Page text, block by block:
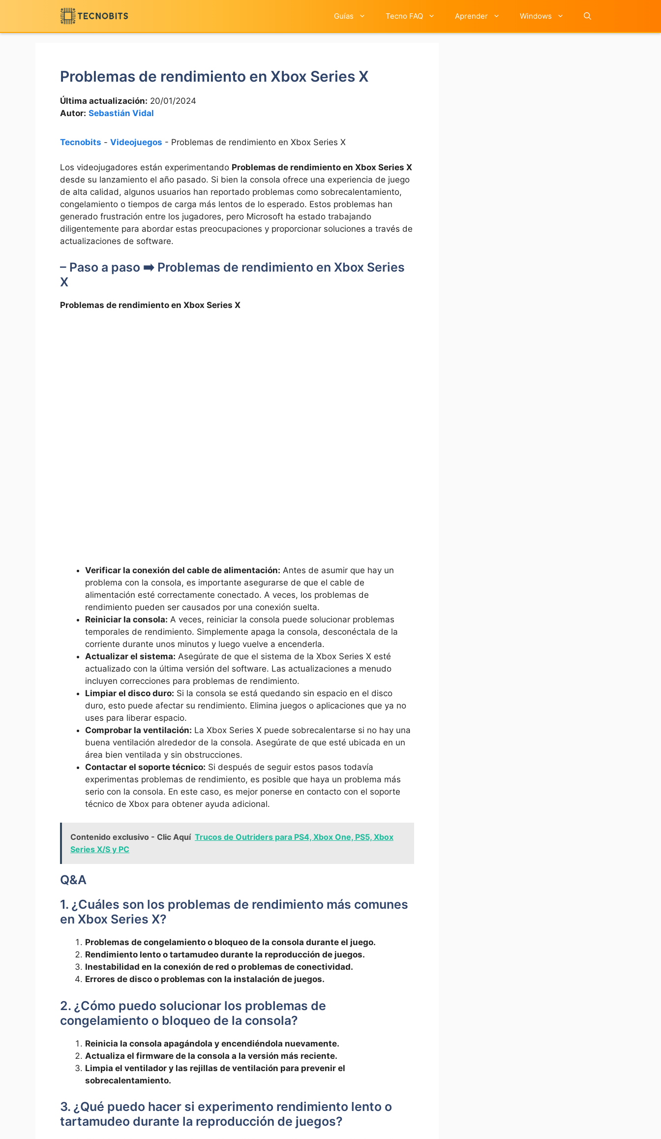
contenido
Guías Tecno FAQ Aprender Windows
Problemas de rendimiento en Xbox Series X
Última actualización: 20/01/2024
Autor: Sebastián Vidal
Tecnobits - Videojuegos - Problemas de rendimiento en Xbox Series X
Los videojugadores están experimentando Problemas de rendimiento ⁣en ‌Xbox Series X
desde su lanzamiento el año pasado. Si bien la consola ofrece una experiencia de juego​
de alta calidad,​ algunos usuarios han​ reportado problemas como sobrecalentamiento,
congelamiento o tiempos de carga más lentos de lo esperado. Estos problemas han
generado​ frustración⁣ entre los jugadores, pero⁤ Microsoft ha ‍estado trabajando
diligentemente⁢ para abordar estas preocupaciones ⁣y ⁤proporcionar⁤ soluciones a través ‍de
actualizaciones de software.
– Paso a paso ➡️ Problemas de rendimiento en Xbox Series
X
Problemas de rendimiento en Xbox Series X
Verificar la conexión del cable de alimentación: Antes ⁣de asumir⁣ que hay un​
problema con la consola, es importante asegurarse de que el cable de
alimentación esté correctamente conectado. A veces, los problemas de
rendimiento pueden ser causados ​​por una conexión ⁤suelta.
Reiniciar la consola: A veces, reiniciar la consola puede solucionar ‌problemas
temporales ⁣de rendimiento. Simplemente apaga la consola, desconéctala de ​la
corriente durante unos minutos y luego vuelve a⁢ encenderla.
Actualizar el sistema: Asegúrate de que el sistema de la Xbox Series X esté
actualizado con la última versión del software. Las actualizaciones a menudo
incluyen correcciones para problemas de rendimiento.
Limpiar el ‌disco duro: Si la consola se está quedando sin espacio ‌en el disco
duro, esto puede afectar su rendimiento. Elimina juegos ⁢o aplicaciones⁣ que ‍ya ⁣no
uses para‌ liberar espacio.
Comprobar la ‍ventilación: La Xbox Series X puede sobrecalentarse si​ no hay una
buena ventilación alrededor de la consola. Asegúrate de que esté ubicada en un
área bien ventilada y sin obstrucciones.
Contactar el soporte técnico: Si después de seguir estos pasos todavía
experimentas problemas de rendimiento, es posible que haya un problema más
serio con la consola. En este⁤ caso, ⁢es ⁤mejor ponerse en contacto con⁢ el soporte
técnico de Xbox para obtener ayuda adicional.
Contenido exclusivo - Clic Aquí Trucos de Outriders para PS4, Xbox One, PS5, Xbox
Series X/S y PC
Q&A
1. ¿Cuáles son los problemas de rendimiento más comunes
en Xbox Series X?
Problemas de congelamiento o bloqueo de la consola durante el juego.
Rendimiento lento o tartamudeo ⁤durante la reproducción de juegos.
Inestabilidad en la conexión ‌de red‍ o problemas de conectividad.
Errores de disco o problemas con la ‌instalación de juegos.
2. ¿Cómo puedo solucionar los problemas de‌
congelamiento o bloqueo de la consola?
Reinicia la consola apagándola ⁤y encendiéndola nuevamente.
Actualiza el firmware de la consola a‌ la versión más reciente.
Limpia el ventilador y las rejillas de ventilación para prevenir el
sobrecalentamiento.
3. ¿Qué puedo hacer si‍ experimento​ rendimiento lento⁤ o⁢
tartamudeo durante‍ la reproducción ​de juegos?